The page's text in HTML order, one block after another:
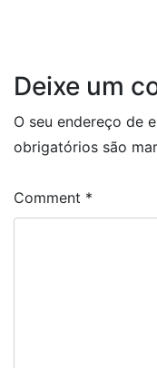
Deixe um
O seu endereço de
obrigatórios são
Comment *